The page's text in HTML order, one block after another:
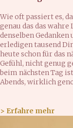
Wie oft passiert es,
genau das das
denselben
erledigen tausend
heute schon für das
Gefühl, nicht genug
beim nächsten Tag
Abends, wirklich
> Erfahre mehr